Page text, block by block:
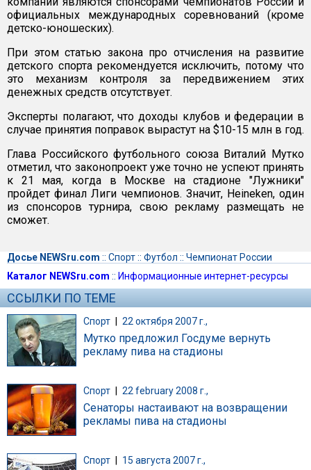
официальных международных соревнований (кроме
детско-юношеских).
При этом статью закона про отчисления на развитие
детского спорта рекомендуется исключить, потому что
это механизм контроля за передвижением этих
денежных средств отсутствует.
Эксперты полагают, что доходы клубов и федерации в
случае принятия поправок вырастут на $10-15 млн в год.
Глава Российского футбольного союза Виталий Мутко
отметил, что законопроект уже точно не успеют принять
к 21 мая, когда в Москве на стадионе "Лужники"
пройдет финал Лиги чемпионов. Значит, Heineken, один
из спонсоров турнира, свою рекламу размещать не
сможет.
Досье NEWSru.com :: Спорт:: Футбол :: Чемпионат России
Каталог NEWSru.com :: Информационные интернет-ресурсы
ССЫЛКИ ПО ТЕМЕ
Спорт | 22 октября 2007 г.,
Мутко предложил Госдуме вернуть
рекламу пива на стадионы
Спорт 22 february 2008 г.,
Сенаторы настаивают на возвращении
рекламы пива на стадионы
Спорт 15 августа 2007 г.,